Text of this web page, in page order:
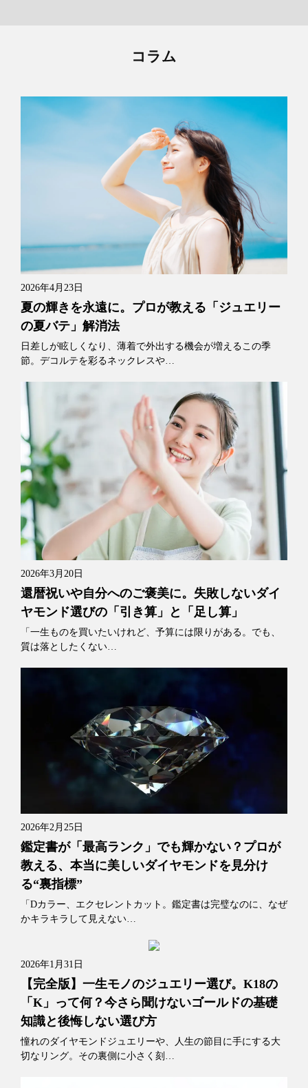
コラム
2026年4月23日
夏の輝きを永遠に。プロが教える「ジュエリー
の夏バテ」解消法
日差しが眩しくなり、薄着で外出する機会が増えるこの季
節。デコルテを彩るネックレスや…
2026年3月20日
還暦祝いや自分へのご褒美に。失敗しないダイ
ヤモンド選びの「引き算」と「足し算」
「一生ものを買いたいけれど、予算には限りがある。でも、
質は落としたくない…
2026年2月25日
鑑定書が「最高ランク」でも輝かない？プロが
教える、本当に美しいダイヤモンドを見分け
る“裏指標”
「Dカラー、エクセレントカット。鑑定書は完璧なのに、なぜ
かキラキラして見えない…
2026年1月31日
【完全版】一生モノのジュエリー選び。K18の
「K」って何？今さら聞けないゴールドの基礎
知識と後悔しない選び方
憧れのダイヤモンドジュエリーや、人生の節目に手にする大
切なリング。その裏側に小さく刻…